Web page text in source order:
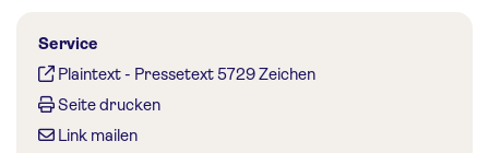
Service
Plaintext- Pressetext 5729 Zeichen
Seite drucken
Link mailen